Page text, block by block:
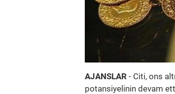
AJANSLAR - Citi, ons
potansiyelinin devam